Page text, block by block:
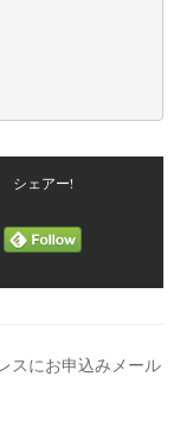
シェアー!
スにお申込みメール